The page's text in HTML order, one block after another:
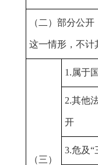
（二）部分公
这一情形，不计
（三）
1.属于
2.其他
开
3.危及“